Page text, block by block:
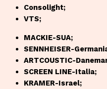
Consolight;
VTS;
MACKIE-SUA;
SENNHEISER-
ARTCOUSTIC-
SCREEN LINE-Italia;
KRAMER-Israel;